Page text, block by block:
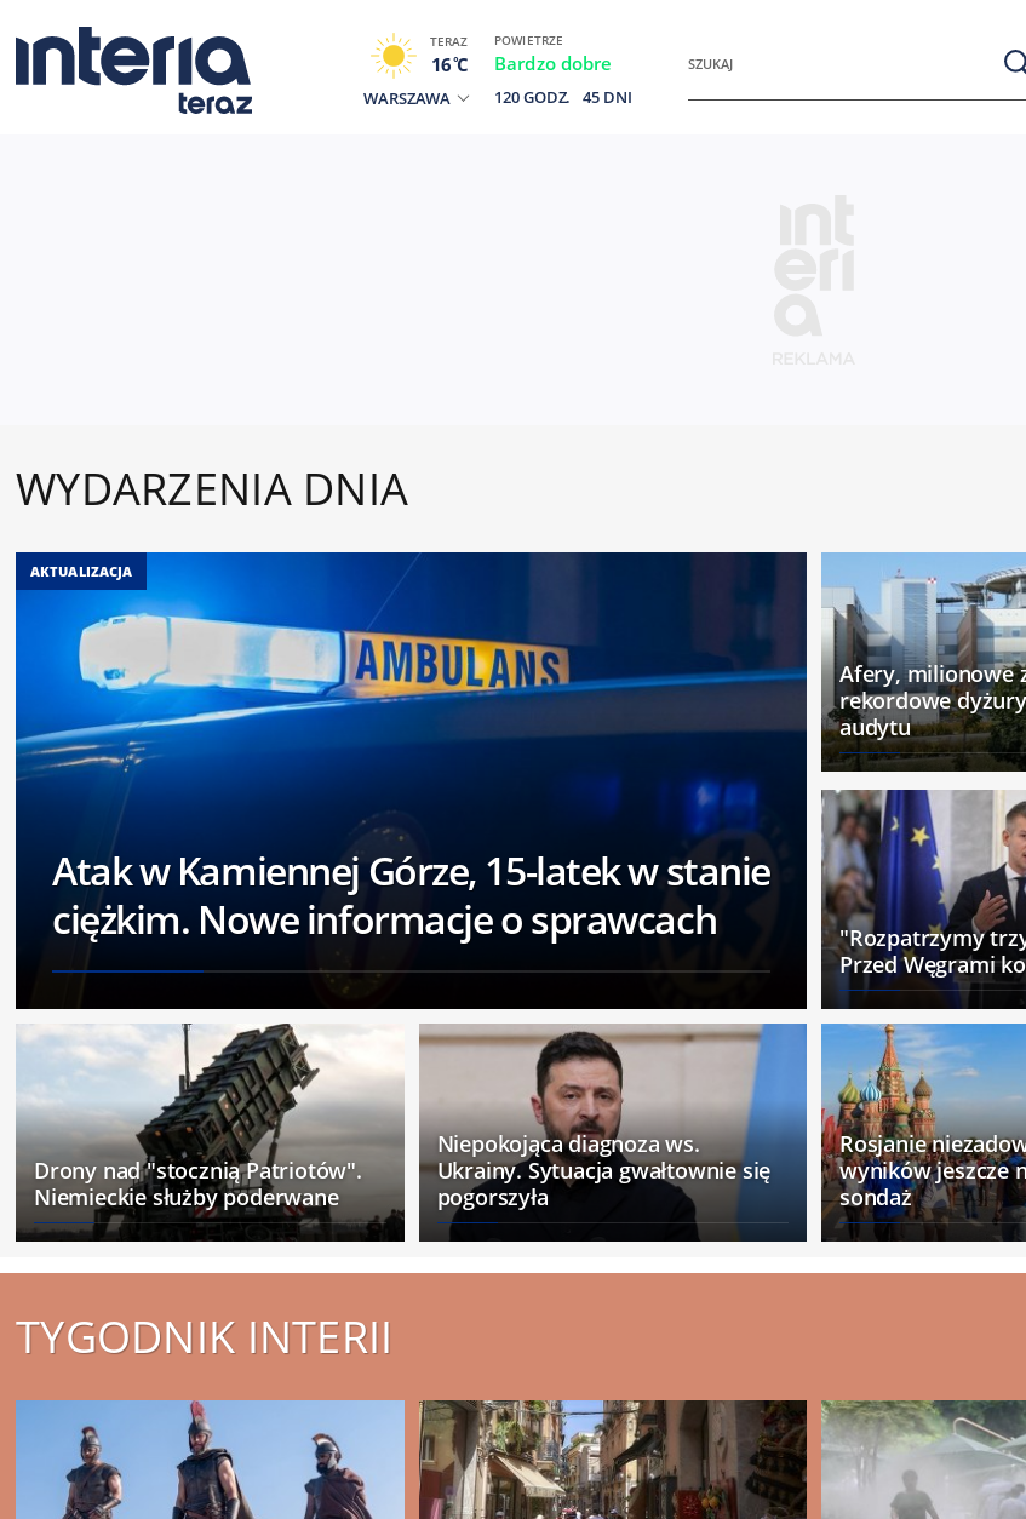
TERAZ
16 C
WARSZAWA
POWIETRZE
Bardzo dobre
120 GODZ. 45 DNI
WYDARZENIA DNIA
AKTUALIZACJA
Atak w Kamiennej Górze, 15-latek w stanie
ciężkim. Nowe informacje o sprawcach
Afery, milionowe
rekordowe
audytu
"Rozpatrzymy
Przed Węgrami
Drony nad "stocznią Patriotów".
Niemieckie służby poderwane
Niepokojąca diagnoza ws.
Ukrainy. Sytuacja gwałtownie się
pogorszyła
Rosjanie
wyników jeszcze
sondaż
TYGODNIK INTERII